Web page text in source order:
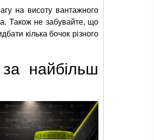
на висоту вантажного
Також не забувайте, що
кілька бочок різного
найбільш